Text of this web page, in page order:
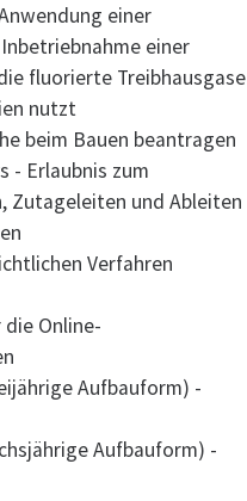
einer
einer
fluorierte Treibhausgase
nutzt
beim Bauen beantragen
- Erlaubnis zum
Zutageleiten und Ableiten
Verfahren
Online-
Aufbauform) -
Aufbauform) -